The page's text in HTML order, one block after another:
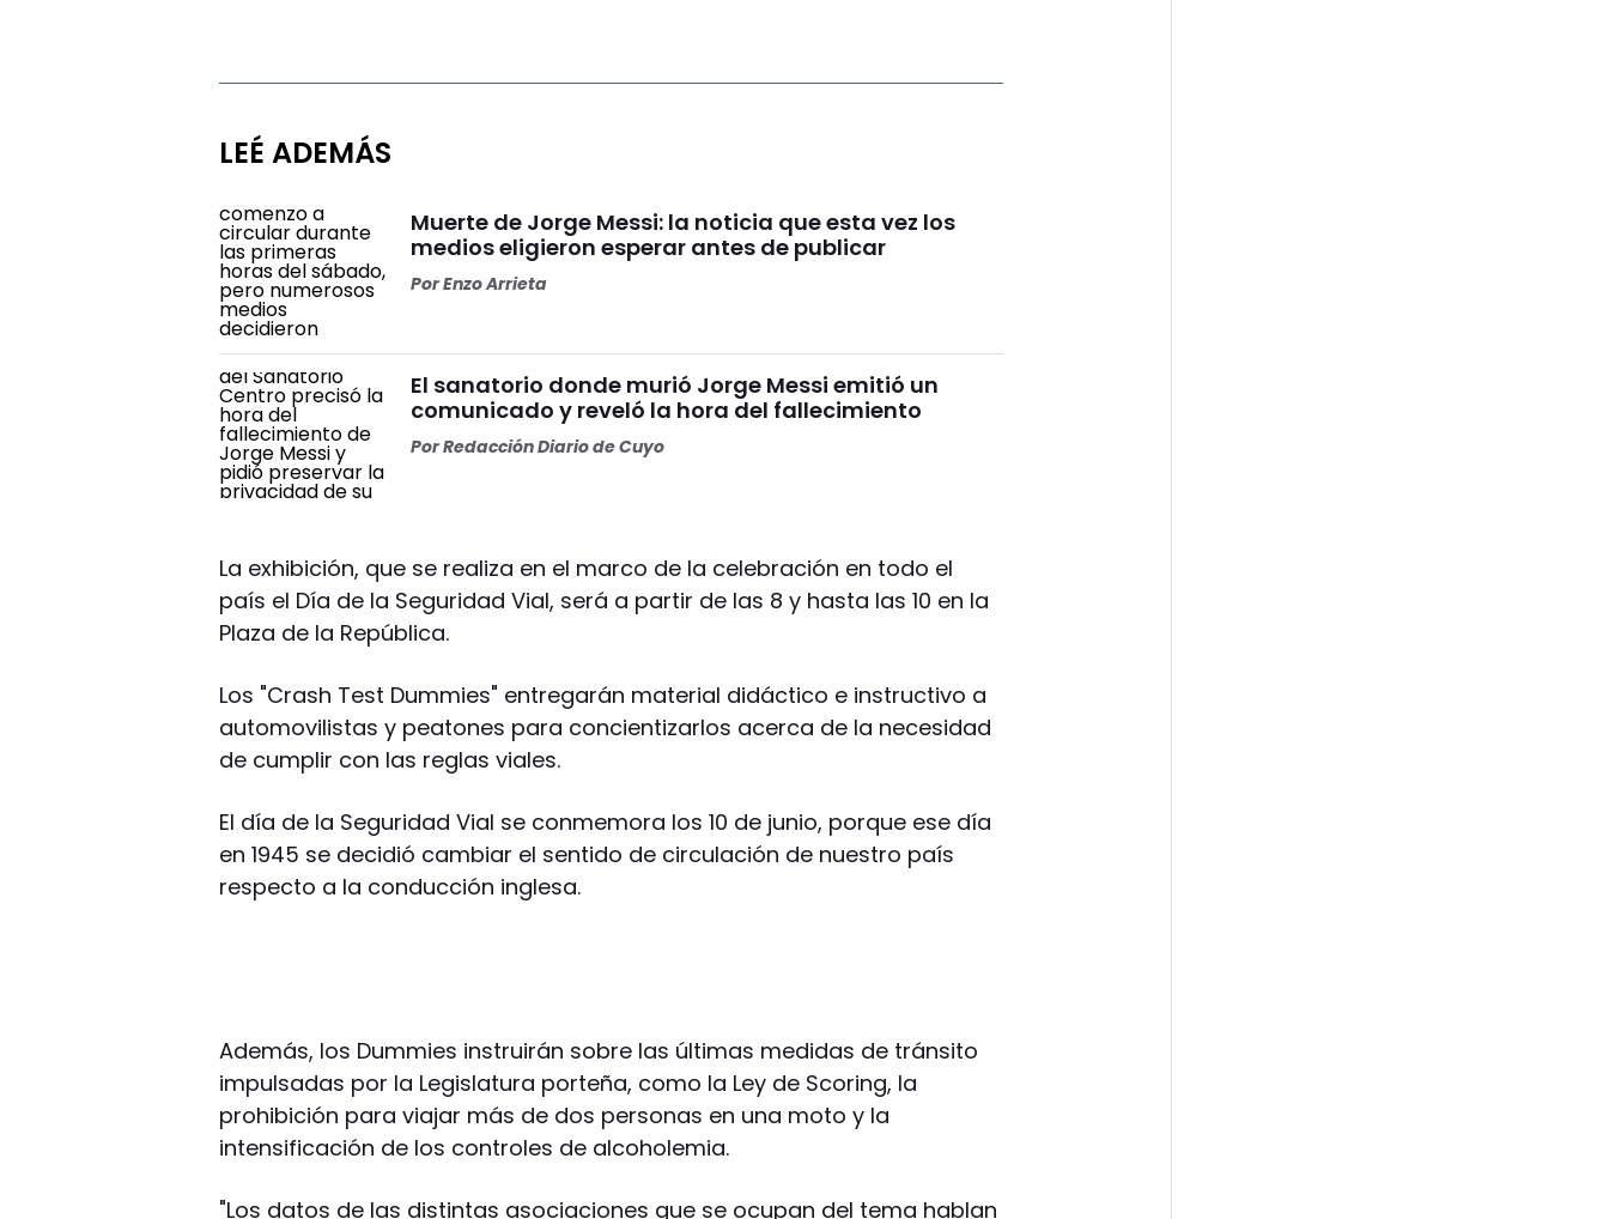
LEÉ ADEMÁS
Muerte de Jorge Messi: la noticia que esta vez los
medios eligieron esperar antes de publicar
PorEnzo Arrieta
El sanatorio donde murió Jorge Messi emitió un
comunicado y reveló la hora del fallecimiento
PorRedacción Diario de Cuyo
La exhibición, que se realiza en el marco de la celebración en todo el
país el Día de la Seguridad Vial, será a partir de las 8 y hasta las 10 en la
Plaza de la República.
Los "Crash Test Dummies" entregarán material didáctico e instructivo a
automovilistas y peatones para concientizarlos acerca de la necesidad
de cumplir con las reglas viales.
El día de la Seguridad Vial se conmemora los 10 de junio, porque ese día
en 1945 se decidió cambiar el sentido de circulación de nuestro país
respecto a la conducción inglesa.
Además, los Dummies instruirán sobre las últimas medidas de tránsito
impulsadas por la Legislatura porteña, como la Ley de Scoring, la
prohibición para viajar más de dos personas en una moto y la
intensificación de los controles de alcoholemia.
"Los datos de las distintas asociaciones que se ocupan del tema hablan